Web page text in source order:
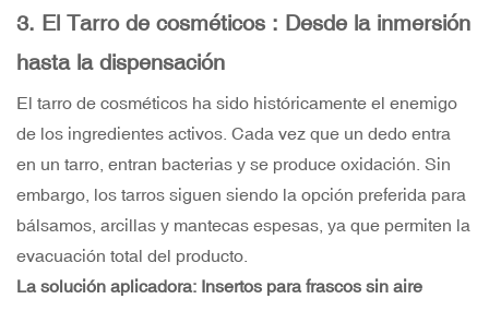
3. El Tarro de cosméticos : Desde la inmersión
hasta la dispensación
El tarro de cosméticos ha sido históricamente el enemigo
de los ingredientes activos. Cada vez que un dedo entra
en un tarro, entran bacterias y se produce oxidación. Sin
embargo, los tarros siguen siendo la opción preferida para
bálsamos, arcillas y mantecas espesas, ya que permiten la
evacuación total del producto.
La solución aplicadora: Insertos para frascos sin aire